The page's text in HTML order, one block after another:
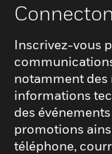
Inscrivez-vous
notamment des
informations
des
promotions
téléphone,